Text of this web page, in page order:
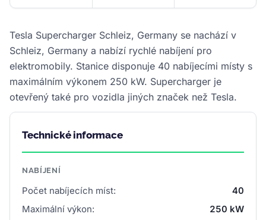
Tesla Supercharger Schleiz, Germany se nachází v
Schleiz, Germany a nabízí rychlé nabíjení pro
elektromobily. Stanice disponuje 40 nabíjecími místy s
maximálním výkonem 250 kW. Supercharger je
otevřený také pro vozidla jiných značek než Tesla.
Technické informace
NABÍJENÍ
Počet nabíjecích míst:
40
Maximální výkon:
250 kW